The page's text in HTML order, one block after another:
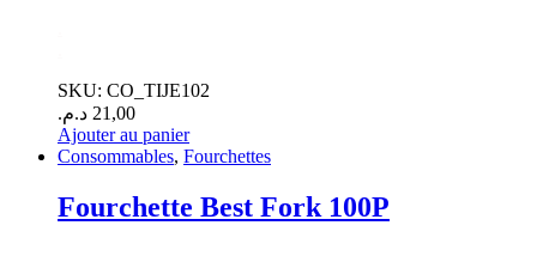
SKU: CO_TIJE102
21,00 د.م.
Ajouter au panier
Consommables, Fourchettes
Fourchette Best Fork 100P